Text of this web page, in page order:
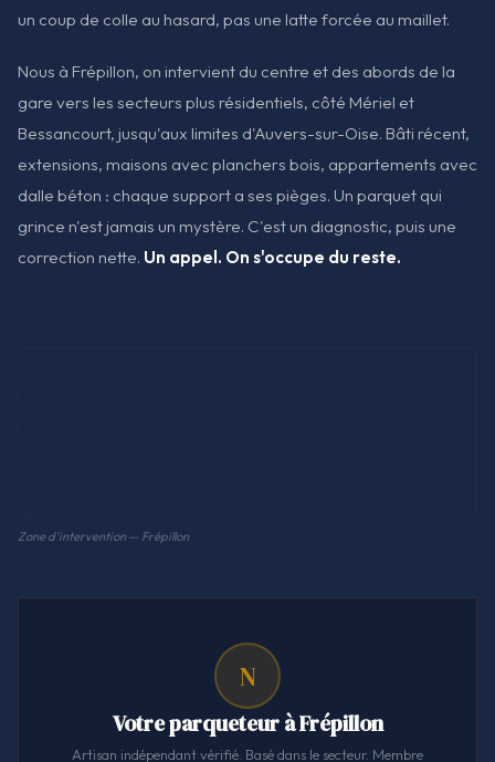
un coup de colle au hasard, pas une latte forcée au maillet.
Nous à Frépillon, on intervient du centre et des abords de la
gare vers les secteurs plus résidentiels, côté Mériel et
Bessancourt, jusqu'aux limites d'Auvers-sur-Oise. Bâti récent,
extensions, maisons avec planchers bois, appartements avec
dalle béton : chaque support a ses pièges. Un parquet qui
grince n'est jamais un mystère. C'est un diagnostic, puis une
correction nette. Un appel. On s'occupe du reste.
Zone d'intervention — Frépillon
N
Votre parqueteur à Frépillon
Artisan indépendant vérifié. Basé dans le secteur. Membre